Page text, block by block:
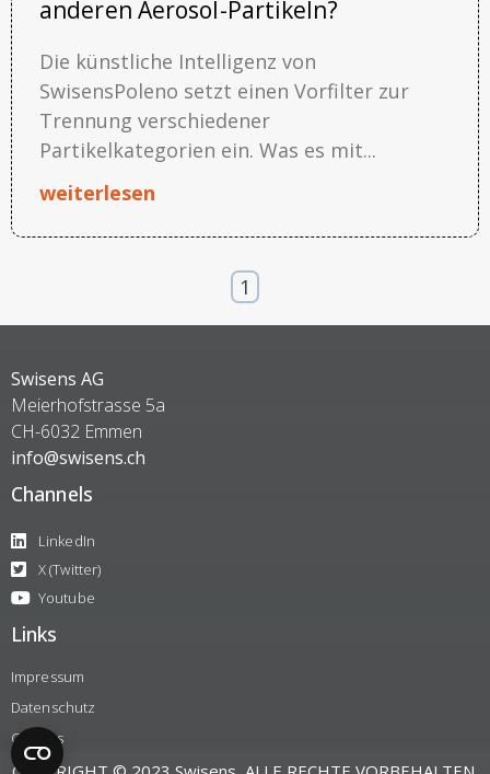
anderen Aerosol-Partikeln?
Die künstliche Intelligenz von
SwisensPoleno setzt einen Vorfilter zur
Trennung verschiedener
Partikelkategorien ein. Was es mit...
weiterlesen
1
Swisens AG
Meierhofstrasse 5a
CH-6032 Emmen
info@swisens.ch
Channels
LinkedIn
X (Twitter)
Youtube
Links
Impressum
Datenschutz
Cookies